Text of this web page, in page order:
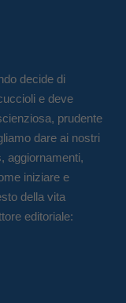
decide di
e deve
prudente
dare ai nostri
aggiornamenti,
iniziare e
della vita
editoriale: